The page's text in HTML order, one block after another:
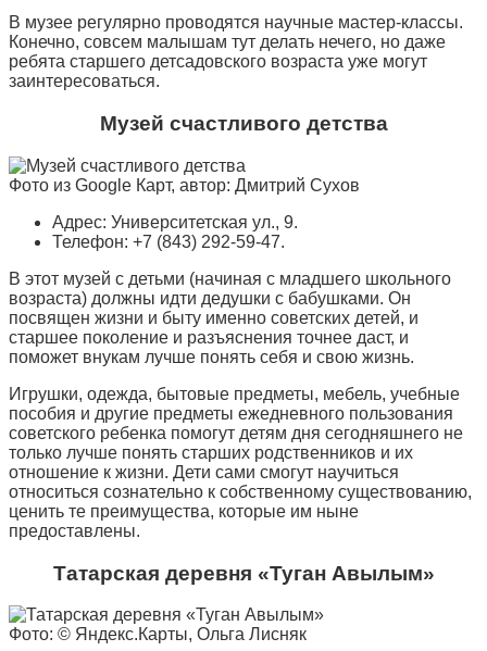
В музее регулярно проводятся научные мастер-классы.
Конечно, совсем малышам тут делать нечего, но даже
ребята старшего детсадовского возраста уже могут
заинтересоваться.
Музей счастливого детства
Фото из Google Карт, автор: Дмитрий Сухов
Адрес: Университетская ул., 9.
Телефон: +7 (843) 292-59-47.
В этот музей с детьми (начиная с младшего школьного
возраста) должны идти дедушки с бабушками. Он
посвящен жизни и быту именно советских детей, и
старшее поколение и разъяснения точнее даст, и
поможет внукам лучше понять себя и свою жизнь.
Игрушки, одежда, бытовые предметы, мебель, учебные
пособия и другие предметы ежедневного пользования
советского ребенка помогут детям дня сегодняшнего не
только лучше понять старших родственников и их
отношение к жизни. Дети сами смогут научиться
относиться сознательно к собственному существованию,
ценить те преимущества, которые им ныне
предоставлены.
Татарская деревня «Туган Авылым»
Фото: © Яндекс.Карты, Ольга Лисняк